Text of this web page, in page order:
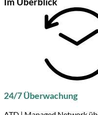
24/7 Überwachung